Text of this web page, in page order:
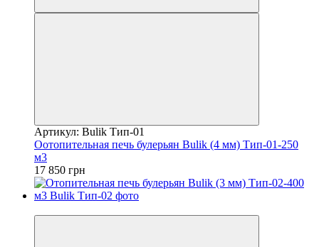
Артикул: Bulik Тип-01
Оотопительная печь булерьян Bulik (4 мм) Тип-01-250
м3
17 850 грн